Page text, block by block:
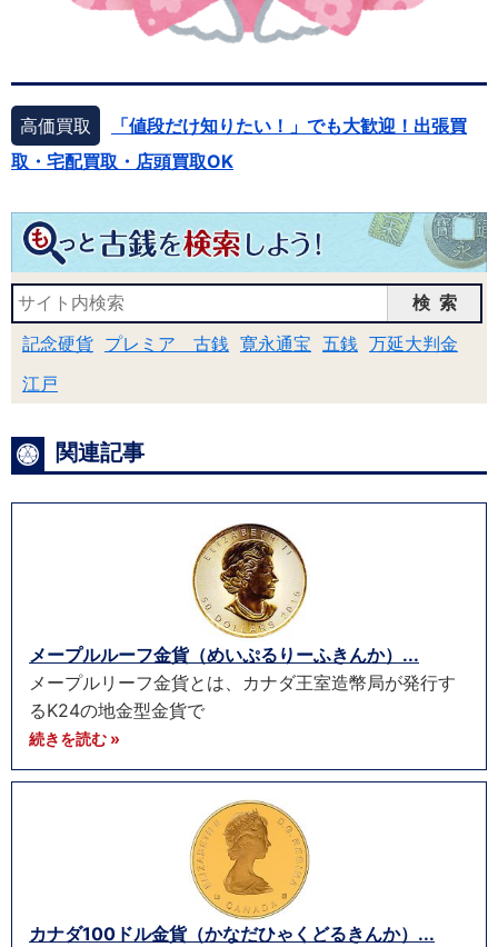
高価買取
「値段だけ知りたい！」でも大歓迎！出張買
取・宅配買取・店頭買取OK
検索
記念硬貨 プレミア 古銭 寛永通宝 五銭 万延大判金
江戸
関連記事
メープルルーフ金貨（めいぷるりーふきんか）...
メープルリーフ金貨とは、カナダ王室造幣局が発行す
るK24の地金型金貨で
続きを読む »
カナダ100ドル金貨（かなだひゃくどるきんか）...